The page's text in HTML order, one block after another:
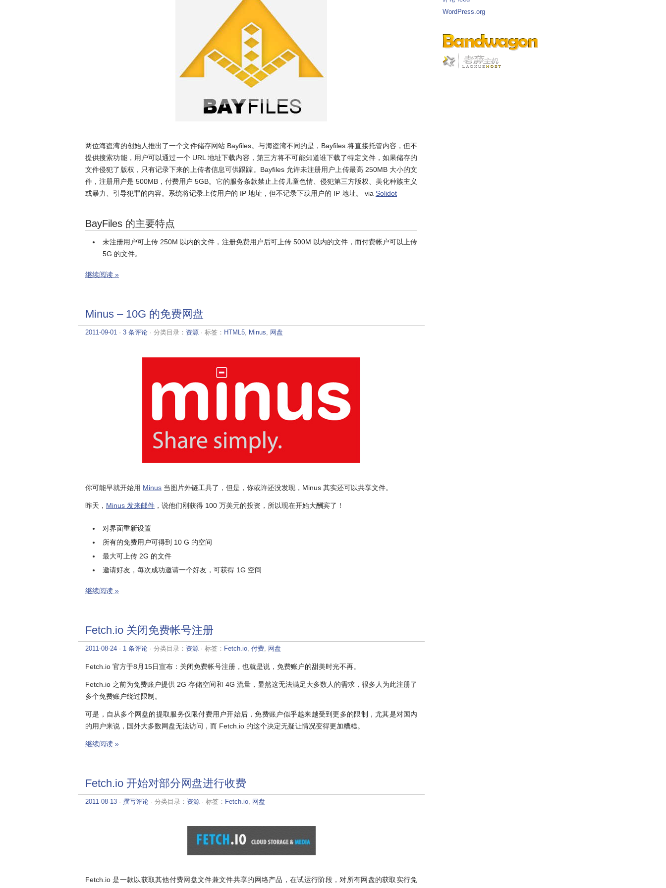
两位海盗湾的创始人推出了一个文件储存网站 Bayfiles。与海盗湾不同的是，Bayfiles 将直接托管内容，但不
提供搜索功能，用户可以通过一个 URL 地址下载内容，第三方将不可能知道谁下载了特定文件，如果储存的
文件侵犯了版权，只有记录下来的上传者信息可供跟踪。Bayfiles 允许未注册用户上传最高 250MB 大小的文
件，注册用户是 500MB，付费用户 5GB。它的服务条款禁止上传儿童色情、侵犯第三方版权、美化种族主义
或暴力、引导犯罪的内容。系统将记录上传用户的 IP 地址，但不记录下载用户的 IP 地址。 via Solidot
BayFiles 的主要特点
未注册用户可上传 250M 以内的文件，注册免费用户后可上传 500M 以内的文件，而付费帐户可以上传
5G 的文件。
继续阅读 »
Minus – 10G 的免费网盘
2011-09-01 · 3 条评论 · 分类目录： 资源 · 标签： HTML5, Minus, 网盘
你可能早就开始用 Minus 当图片外链工具了，但是，你或许还没发现，Minus 其实还可以共享文件。
昨天， Minus 发来邮件 ，说他们刚获得 100 万美元的投资，所以现在开始大酬宾了！
对界面重新设置
所有的免费用户可得到 10 G 的空间
最大可上传 2G 的文件
邀请好友，每次成功邀请一个好友，可获得 1G 空间
继续阅读 »
Fetch.io 关闭免费帐号注册
2011-08-24 · 1 条评论 · 分类目录： 资源 · 标签： Fetch.io, 付费, 网盘
Fetch.io 官方于8月15日宣布：关闭免费帐号注册，也就是说，免费账户的甜美时光不再。
Fetch.io 之前为免费账户提供 2G 存储空间和 4G 流量，显然这无法满足大多数人的需求，很多人为此注册了
多个免费账户绕过限制。
可是，自从多个网盘的提取服务仅限付费用户开始后，免费账户似乎越来越受到更多的限制，尤其是对国内
的用户来说，国外大多数网盘无法访问，而 Fetch.io 的这个决定无疑让情况变得更加糟糕。
继续阅读 »
Fetch.io 开始对部分网盘进行收费
2011-08-13 · 撰写评论 · 分类目录： 资源 · 标签： Fetch.io, 网盘
Fetch.io 是一款以获取其他付费网盘文件兼文件共享的网络产品，在试运行阶段，对所有网盘的获取实行免
WordPress.org